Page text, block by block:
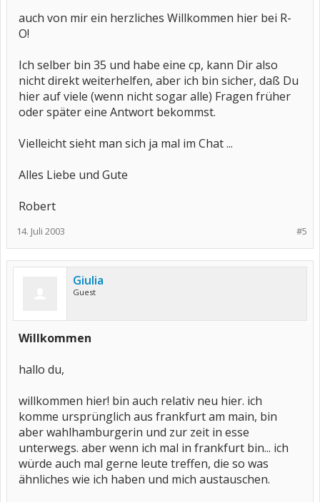
auch von mir ein herzliches Willkommen hier bei R-
O!
Ich selber bin 35 und habe eine cp, kann Dir also
nicht direkt weiterhelfen, aber ich bin sicher, daß Du
hier auf viele (wenn nicht sogar alle) Fragen früher
oder später eine Antwort bekommst.
Vielleicht sieht man sich ja mal im Chat ...
Alles Liebe und Gute
Robert
#5
14. Juli 2003
Giulia
Guest
Willkommen
hallo du,
willkommen hier! bin auch relativ neu hier. ich
komme ursprünglich aus frankfurt am main, bin
aber wahlhamburgerin und zur zeit in esse
unterwegs. aber wenn ich mal in frankfurt bin... ich
würde auch mal gerne leute treffen, die so was
ähnliches wie ich haben und mich austauschen.